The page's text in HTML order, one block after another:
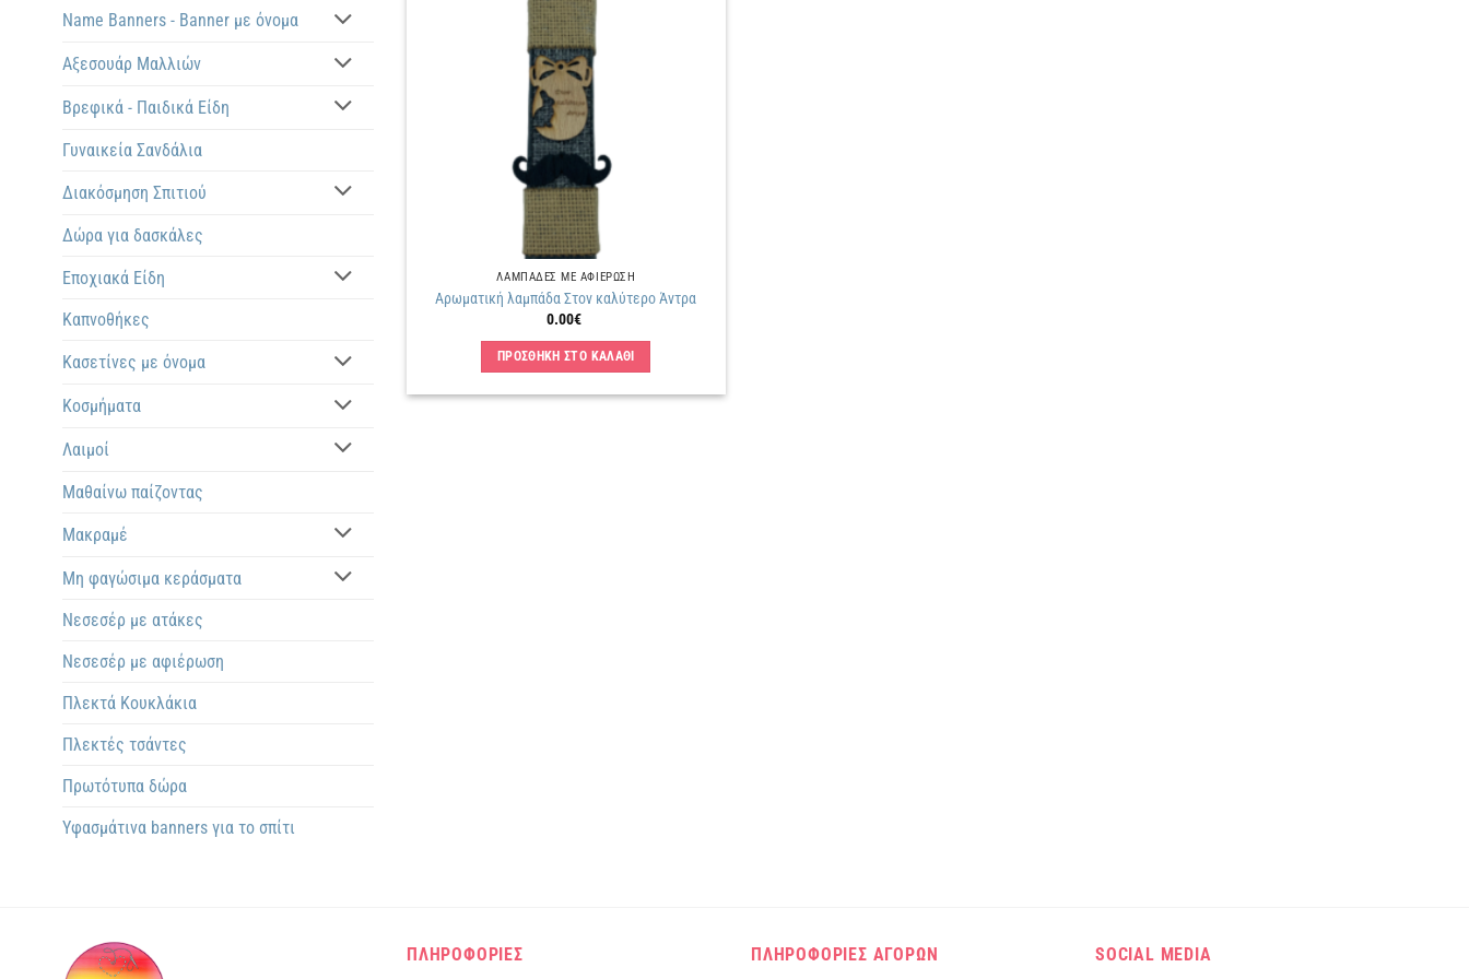
Name Banners - Banner με όνομα
Αξεσουάρ Μαλλιών
Βρεφικά - Παιδικά Είδη
Γυναικεία Σανδάλια
Διακόσμηση Σπιτιού
Δώρα για δασκάλες
Εποχιακά Είδη
Καπνοθήκες
Κασετίνες με όνομα
Κοσμήματα
Λαιμοί
Μαθαίνω παίζοντας
Μακραμέ
Μη φαγώσιμα κεράσματα
Νεσεσέρ με ατάκες
Νεσεσέρ με αφιέρωση
Πλεκτά Kουκλάκια
Πλεκτές τσάντες
Πρωτότυπα δώρα
Υφασμάτινα banners για το σπίτι
ΛΑΜΠΑΔΕΣ ΜΕ ΑΦΙΕΡΩΣΗ
Αρωματική λαμπάδα Στον καλύτερο Άντρα
0.00€
ΠΡΟΣΘΗΚΗ ΣΤΟ ΚΑΛΑΘΙ
ΠΛΗΡΟΦΟΡΙΕΣ ΠΛΗΡΟΦΟΡΙΕΣ ΑΓΟΡΩΝ SOCIAL MEDIA